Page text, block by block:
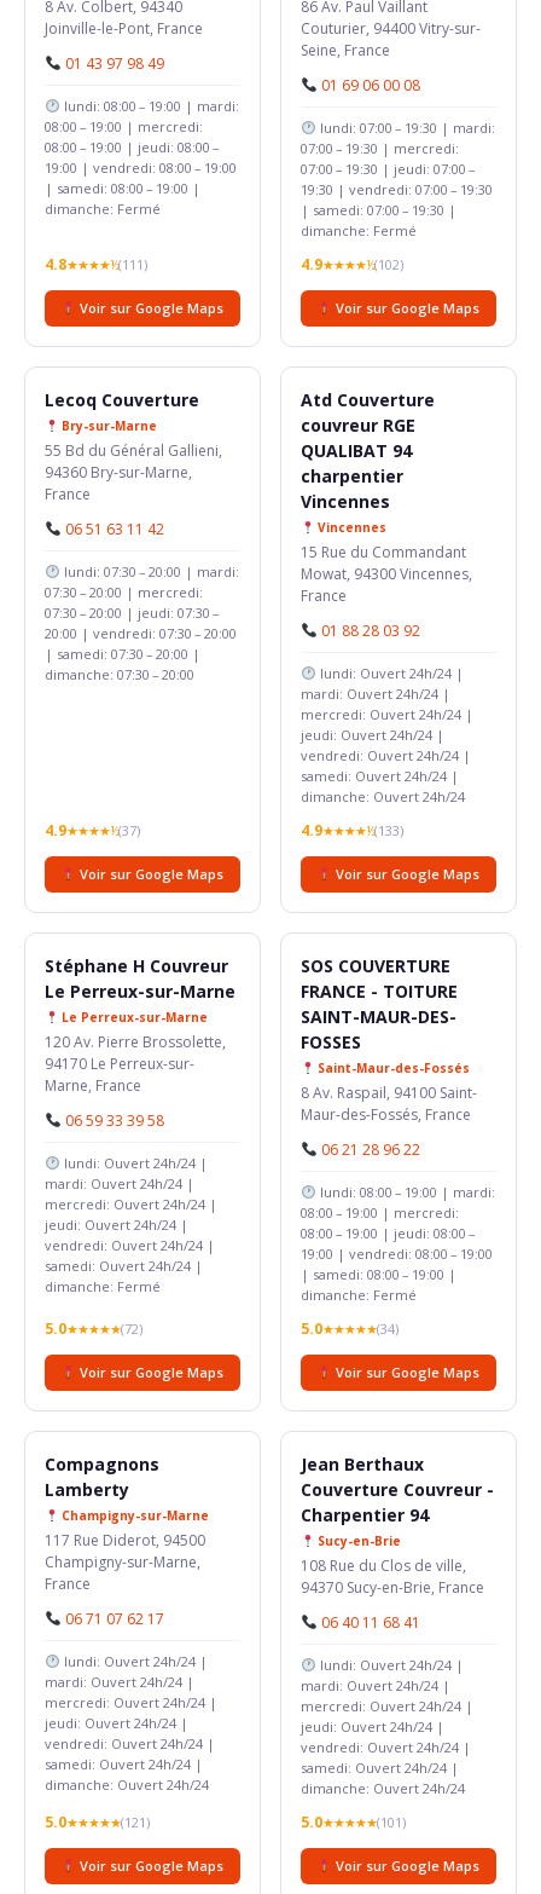
8 Av. Colbert, 94340
Joinville-le-Pont, France
01 43 97 98 49
lundi: 08:00 – 19:00 | mardi:
08:00 – 19:00 | mercredi:
08:00 – 19:00 | jeudi: 08:00 –
19:00 | vendredi: 08:00 – 19:00
| samedi: 08:00 – 19:00 |
dimanche: Fermé
4.8★★★★½(111)
Voir sur Google Maps
86 Av. Paul Vaillant
Couturier, 94400 Vitry-sur-
Seine, France
01 69 06 00 08
lundi: 07:00 – 19:30 | mardi:
07:00 – 19:30 | mercredi:
07:00 – 19:30 | jeudi: 07:00 –
19:30 | vendredi: 07:00 – 19:30
| samedi: 07:00 – 19:30 |
dimanche: Fermé
4.9★★★★½(102)
Voir sur Google Maps
Lecoq Couverture
Bry-sur-Marne
55 Bd du Général Gallieni,
94360 Bry-sur-Marne,
France
06 51 63 11 42
lundi: 07:30 – 20:00 | mardi:
07:30 – 20:00 | mercredi:
07:30 – 20:00 | jeudi: 07:30 –
20:00 | vendredi: 07:30 – 20:00
| samedi: 07:30 – 20:00 |
dimanche: 07:30 – 20:00
4.9★★★★½(37)
Voir sur Google Maps
Atd Couverture
couvreur RGE
QUALIBAT 94
charpentier
Vincennes
Vincennes
15 Rue du Commandant
Mowat, 94300 Vincennes,
France
01 88 28 03 92
lundi: Ouvert 24h/24 |
mardi: Ouvert 24h/24 |
mercredi: Ouvert 24h/24 |
jeudi: Ouvert 24h/24 |
vendredi: Ouvert 24h/24 |
samedi: Ouvert 24h/24 |
dimanche: Ouvert 24h/24
4.9★★★★½(133)
Voir sur Google Maps
Stéphane H Couvreur
Le Perreux-sur-Marne
Le Perreux-sur-Marne
120 Av. Pierre Brossolette,
94170 Le Perreux-sur-
Marne, France
06 59 33 39 58
lundi: Ouvert 24h/24 |
mardi: Ouvert 24h/24 |
mercredi: Ouvert 24h/24 |
jeudi: Ouvert 24h/24 |
vendredi: Ouvert 24h/24 |
samedi: Ouvert 24h/24 |
dimanche: Fermé
5.0★★★★★(72)
Voir sur Google Maps
SOS COUVERTURE
FRANCE - TOITURE
SAINT-MAUR-DES-
FOSSES
Saint-Maur-des-Fossés
8 Av. Raspail, 94100 Saint-
Maur-des-Fossés, France
06 21 28 96 22
lundi: 08:00 – 19:00 | mardi:
08:00 – 19:00 | mercredi:
08:00 – 19:00 | jeudi: 08:00 –
19:00 | vendredi: 08:00 – 19:00
| samedi: 08:00 – 19:00 |
dimanche: Fermé
5.0★★★★★(34)
Voir sur Google Maps
Compagnons
Lamberty
Champigny-sur-Marne
117 Rue Diderot, 94500
Champigny-sur-Marne,
France
06 71 07 62 17
lundi: Ouvert 24h/24 |
mardi: Ouvert 24h/24 |
mercredi: Ouvert 24h/24 |
jeudi: Ouvert 24h/24 |
vendredi: Ouvert 24h/24 |
samedi: Ouvert 24h/24 |
dimanche: Ouvert 24h/24
5.0★★★★★(121)
Voir sur Google Maps
Jean Berthaux
Couverture Couvreur -
Charpentier 94
Sucy-en-Brie
108 Rue du Clos de ville,
94370 Sucy-en-Brie, France
06 40 11 68 41
lundi: Ouvert 24h/24 |
mardi: Ouvert 24h/24 |
mercredi: Ouvert 24h/24 |
jeudi: Ouvert 24h/24 |
vendredi: Ouvert 24h/24 |
samedi: Ouvert 24h/24 |
dimanche: Ouvert 24h/24
5.0★★★★★(101)
Voir sur Google Maps